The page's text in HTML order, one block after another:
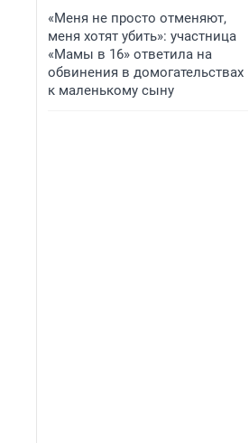
«Меня не просто отменяют,
меня хотят убить»: участница
«Мамы в 16» ответила на
обвинения в домогательствах
к маленькому сыну